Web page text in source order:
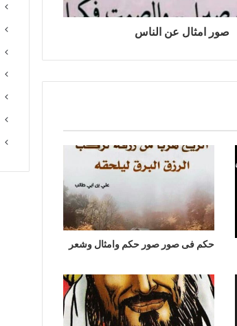
صور امثال عن الناس
حكم فى صور صور حكم وامثال وشعر